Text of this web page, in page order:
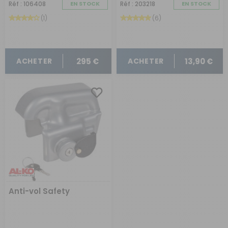
Choisir le meilleur stabilisateur pour votre
caravane
Pour choisir le stabilisateur qui répond à vos besoins,
plus adapté à lataillede votre caravane ou remorque.
Ensuite, c'est le
poids
de la caravane qui joue un rôle. Le
stabilisateur doit pouvoir supporter ce poids.
Evidemment le stabilisateur choisi doit êtrecompatible
avec votre caravane, au niveau du système d'attelage
de votre voiture et du châssis de la caravane. Certains
stabilisateurs peuvent nécessiter des adaptateurs ou
des modifications pour s'adapter correctement. Enfin, si
vous avez prévu de voyager sur des routes sinueuses, il
est conseillé d'investir dans un stabilisateur de haute
qualité qui peut gérer ces
Où acheter un stabilisateur de qualité pour
caravane ?
Narbonne Accessoires vous met à disposition les
meilleurs
remorques
de tester nos produits pour vous garantir la meilleure
Réf : 106408 EN STOCK
(1)
ACHETER 295 €
Réf : 203218 EN STOCK
(6)
ACHETER 13,90 €
Anti-vol Safety